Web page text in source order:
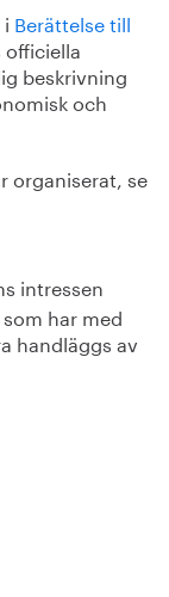
i Berättelse till
officiella
beskrivning
och
organiserat, se
intressen
har med
handläggs av